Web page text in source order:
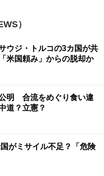
）
ウジ・トルコの3カ国が共
米国頼み」からの脱却か
明 合流をめぐり食い違
道？立憲？
がミサイル不足？「危険